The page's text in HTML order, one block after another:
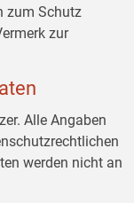
zum Schutz
zur
Alle Angaben
werden nicht an